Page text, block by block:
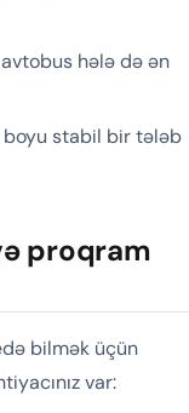
hələ də ən
boyu stabil bir tələb
proqram
bilmək üçün
var: